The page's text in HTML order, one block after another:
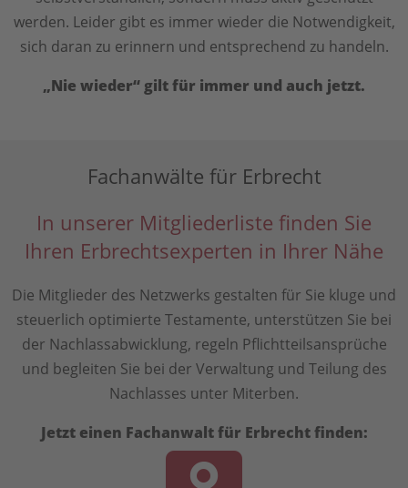
werden. Leider gibt es immer wieder die Notwendigkeit,
sich daran zu erinnern und entsprechend zu handeln.
„Nie wieder“ gilt für immer und auch jetzt.
Fachanwälte für Erbrecht
In unserer Mitgliederliste finden Sie
Ihren Erbrechtsexperten in Ihrer Nähe
Die Mitglieder des Netzwerks gestalten für Sie kluge und
steuerlich optimierte Testamente, unterstützen Sie bei
der Nachlassabwicklung, regeln Pflichtteilsansprüche
und begleiten Sie bei der Verwaltung und Teilung des
Nachlasses unter Miterben.
Jetzt einen Fachanwalt für Erbrecht finden: